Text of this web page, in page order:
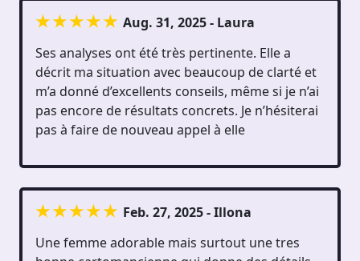
Aug. 31, 2025 - Laura
Ses analyses ont été très pertinente. Elle a
décrit ma situation avec beaucoup de clarté et
m’a donné d’excellents conseils, même si je n’ai
pas encore de résultats concrets. Je n’hésiterai
pas à faire de nouveau appel à elle
Feb. 27, 2025 - Illona
Une femme adorable mais surtout une tres